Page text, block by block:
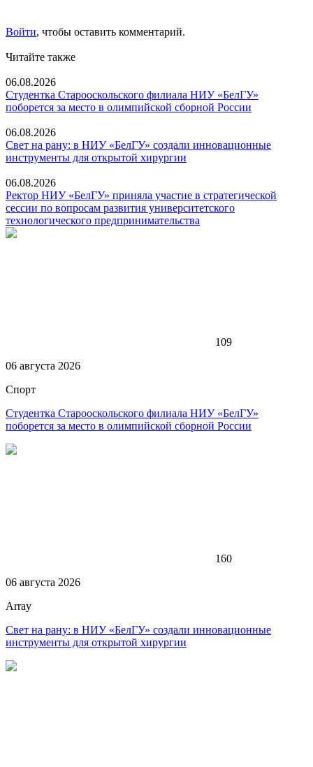
Войти, чтобы оставить комментарий.
Читайте также
06.08.2026
Студентка Старооскольского филиала НИУ «БелГУ»
поборется за место в олимпийской сборной России
06.08.2026
Свет на рану: в НИУ «БелГУ» создали инновационные
инструменты для открытой хирургии
06.08.2026
Ректор НИУ «БелГУ» приняла участие в стратегической
сессии по вопросам развития университетского
технологического предпринимательства
109
06 августа 2026
Спорт
Студентка Старооскольского филиала НИУ «БелГУ»
поборется за место в олимпийской сборной России
160
06 августа 2026
Array
Свет на рану: в НИУ «БелГУ» создали инновационные
инструменты для открытой хирургии